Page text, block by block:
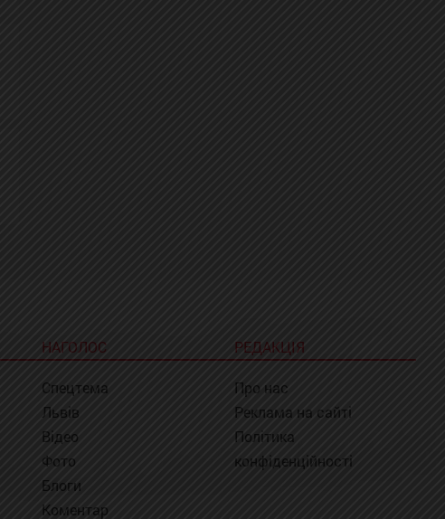
НАГОЛОС
Спецтема
Львів
Відео
Фото
Блоги
Коментар
РЕДАКЦІЯ
Про нас
Реклама на сайті
Політика
конфіденційності